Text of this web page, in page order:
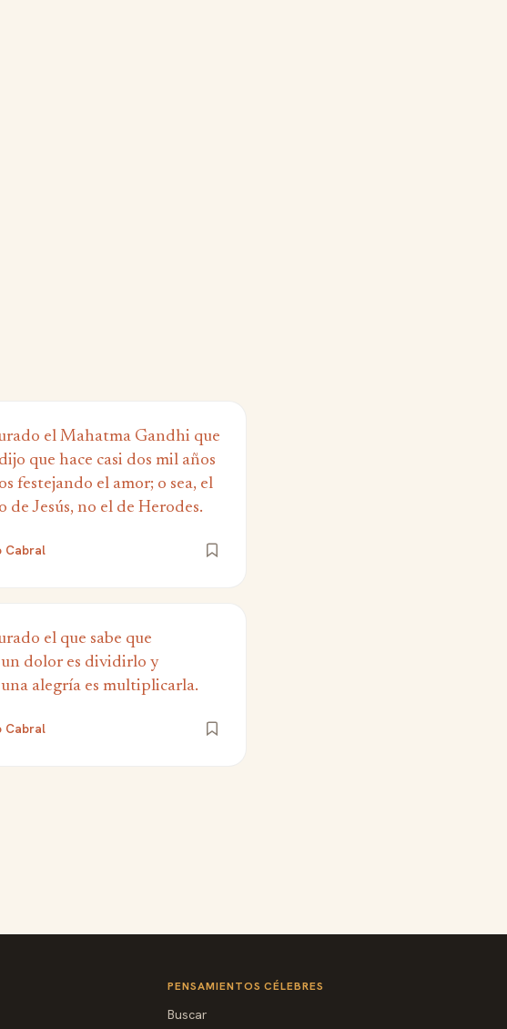
el Mahatma Gandhi que
que hace casi dos mil años
festejando el amor; o sea, el
de Jesús, no el de Herodes.
Cabral
el que sabe que
dolor es dividirlo y
alegría es multiplicarla.
Cabral
PENSAMIENTOS CÉLEBRES
Buscar